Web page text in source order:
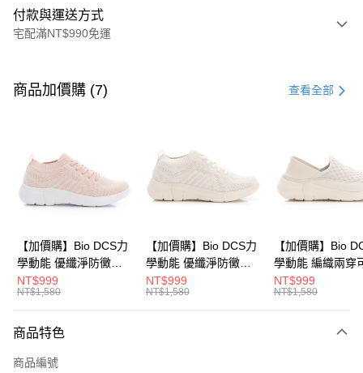
付款與運送方式
宅配滿NT$990免運
信用卡一次付款
悠遊付
Google Pay
全盈+PAY
ATM付款
宅配
每筆NT$80，滿NT$990(含以上)免運費
商品加價購 (7) 查看全部
【加價購】Bio DCS力
學動能 優纖淨防黴抑
菌 休閒鞋(女
231624551)
NT$999
NT$1,580
【加價購】Bio DCS力
學動能 優纖淨防黴抑
菌 休閒鞋(女
231624541)
NT$999
NT$1,580
【加價購】Bio
學動能 編織兩穿
式後跟 輕便鞋 運
(女231624441)
NT$999
NT$1,580
商品特色
商品編號